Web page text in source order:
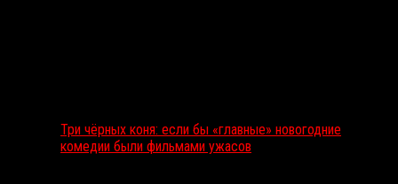
Три чёрных коня: если бы «главные» новогодние
комедии были фильмами ужасов